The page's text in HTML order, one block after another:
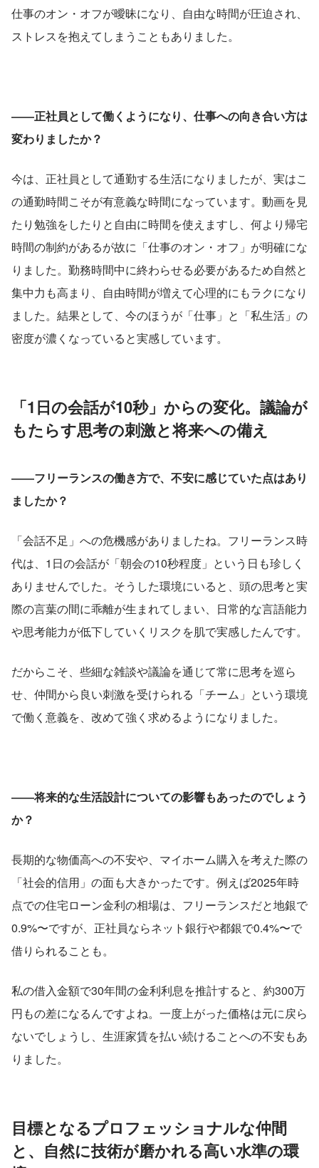
仕事のオン・オフが曖昧になり、自由な時間が圧迫され、
ストレスを抱えてしまうこともありました。
――正社員として働くようになり、仕事への向き合い方は
変わりましたか？
今は、正社員として通勤する生活になりましたが、実はこ
の通勤時間こそが有意義な時間になっています。動画を見
たり勉強をしたりと自由に時間を使えますし、何より帰宅
時間の制約があるが故に「仕事のオン・オフ」が明確にな
りました。勤務時間中に終わらせる必要があるため自然と
集中力も高まり、自由時間が増えて心理的にもラクになり
ました。結果として、今のほうが「仕事」と「私生活」の
密度が濃くなっていると実感しています。
「1日の会話が10秒」からの変化。議論が
もたらす思考の刺激と将来への備え
――フリーランスの働き方で、不安に感じていた点はあり
ましたか？
「会話不足」への危機感がありましたね。フリーランス時
代は、1日の会話が「朝会の10秒程度」という日も珍しく
ありませんでした。そうした環境にいると、頭の思考と実
際の言葉の間に乖離が生まれてしまい、日常的な言語能力
や思考能力が低下していくリスクを肌で実感したんです。
だからこそ、些細な雑談や議論を通じて常に思考を巡ら
せ、仲間から良い刺激を受けられる「チーム」という環境
で働く意義を、改めて強く求めるようになりました。
――将来的な生活設計についての影響もあったのでしょう
か？
長期的な物価高への不安や、マイホーム購入を考えた際の
「社会的信用」の面も大きかったです。例えば2025年時
点での住宅ローン金利の相場は、フリーランスだと地銀で
0.9%〜ですが、正社員ならネット銀行や都銀で0.4%〜で
借りられることも。
私の借入金額で30年間の金利利息を推計すると、約300万
円もの差になるんですよね。一度上がった価格は元に戻ら
ないでしょうし、生涯家賃を払い続けることへの不安もあ
りました。
目標となるプロフェッショナルな仲間
と、自然に技術が磨かれる高い水準の環